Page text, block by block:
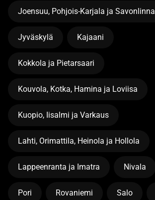
Joensuu, Pohjois-Karjala ja Savonlinna
Jyväskylä Kajaani
Kokkola ja Pietarsaari
Kouvola, Kotka, Hamina ja Loviisa
Kuopio, Iisalmi ja Varkaus
Lahti, Orimattila, Heinola ja Hollola
Lappeenranta ja Imatra Nivala
Pori Rovaniemi Salo